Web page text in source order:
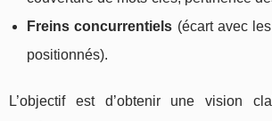
Freins concurrentiels (écart avec
positionnés).
L’objectif est d’obtenir une vision